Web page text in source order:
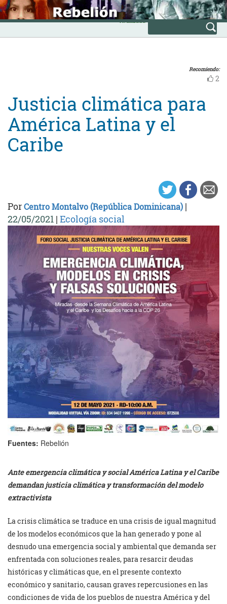
Skip
to
content
INICIO
Avanzada
Recomiendo:
2
Justicia climática para
América Latina y el
Caribe
PorCentro Montalvo (República Dominicana) |
22/05/2021 | Ecología social
Fuentes: Rebelión
Ante emergencia climática y social América Latina y el Caribe
demandan justicia climática y transformación del modelo
extractivista
La crisis climática se traduce en una crisis de igual magnitud
de los modelos económicos que la han generado y pone al
desnudo una emergencia social y ambiental que demanda ser
enfrentada con soluciones reales, para resarcir deudas
históricas y climáticas que, en el presente contexto
económico y sanitario, causan graves repercusiones en las
condiciones de vida de los pueblos de nuestra América y del